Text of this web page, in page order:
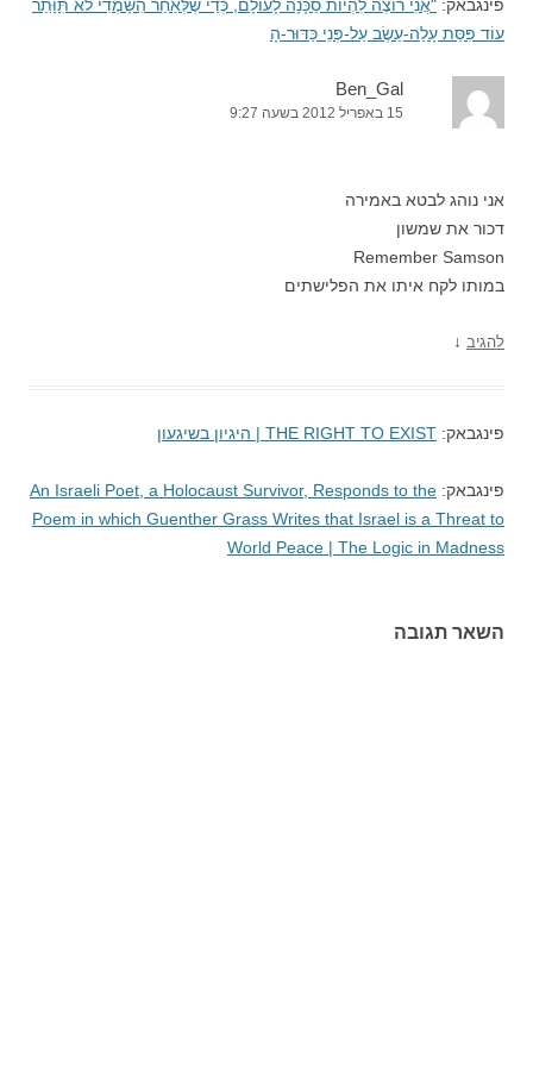
פינגבאק: "אֲנִי רוֹצֶה לִהְיוֹת סַכָּנָה לָעוֹלָם, כְּדֵי שֶׁלְּאַחַר הִשָּׁמְדִי לא תִּוָּתֵר
עוֹד פִּסַּת עָלֵה-עֵשֶׂב עַל-פְּנֵי כַּדּוּר-הָ
Ben_Gal
15 באפריל 2012 בשעה 9:27
אני נוהג לבטא באמירה
דכור את שמשון
Remember Samson
במותו לקח איתו את הפלישתים
להגיב ↓
פינגבאק: THE RIGHT TO EXIST | היגיון בשיגעון
פינגבאק: An Israeli Poet, a Holocaust Survivor, Responds to the
Poem in which Guenther Grass Writes that Israel is a Threat to
World Peace | The Logic in Madness
השאר תגובה